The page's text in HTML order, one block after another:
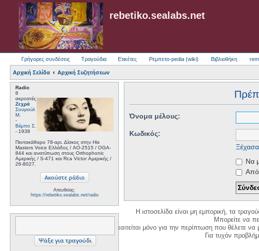
rebetiko.sealabs.net
Γρήγορες συνδέσεις Τραγούδια Ετικέτες Ρεμπετο-pedia (wiki) Βιβλιοθήκη
Αρχική Σελίδα Αρχική Συζητήσεων
Radio
8
ακροατές
Ζεχρά
Σουγιούλ
Μ.
-
Βέμπο Σ.
- 1938
Πεντακάθαρο 78-αρι. Δίσκος στην His
Masters Voice Ελλάδος / AO-2515 / OGA-
844 και ανατύπωση στους Orthophonic
Αμερικής / S-471 και Rca Victor Αμερικής /
26-8027.
Απευθείας:
https://rebetiko.sealabs.net/radio
Όνομα μέλους:
Κωδικός:
Να
Η ιστοσελίδα είναι μη εμπορική, τα
Μπορείτε να
Η δημιουργία λογαριασμού απαιτείται μόνο για την περίπτωση που θέλετε
Για τυχόν